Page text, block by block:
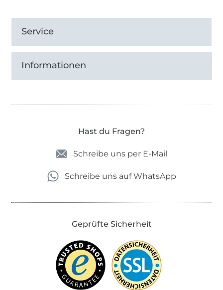
Service
Informationen
Hast du Fragen?
Schreibe uns per E-Mail
Schreibe uns auf WhatsApp
Geprüfte Sicherheit